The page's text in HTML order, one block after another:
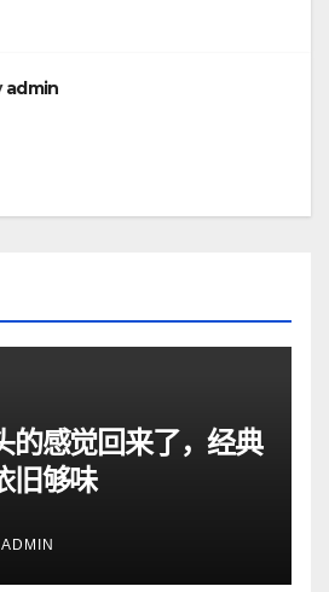
admin
的感觉回来了，经典
旧够味
ADMIN